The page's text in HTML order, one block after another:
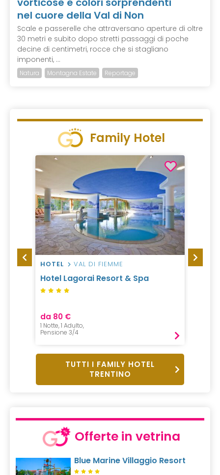
nel cuore della Val di Non
Scale e passerelle che attraversano aperture di oltre
30 metri e subito dopo stretti passaggi di poche
decine di centimetri, rocce che si stagliano
imponenti, ...
Natura Montagna Estate Reportage
Family Hotel
HOTEL VAL DI FIEMME
Hotel Lagorai Resort & Spa
da 80 €
1 Notte, 1 Adulto,
Pensione 3/4
HOTEL
TUTTI I FAMILY HOTEL
TRENTINO
Offerte in vetrina
Blue Marine Villaggio Resort